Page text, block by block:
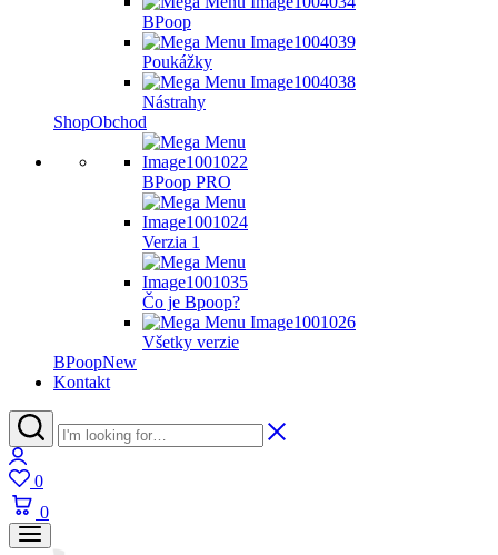
BPoop
Poukážky
Nástrahy
ShopObchod
BPoop PRO
Verzia 1
Čo je Bpoop?
Všetky verzie
BPoopNew
Kontakt
0
0